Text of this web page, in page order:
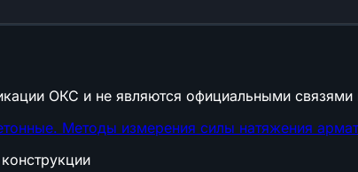
ОКС и не являются официальными
Методы измерения силы натяжения